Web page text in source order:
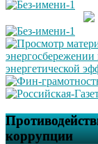
коррупции